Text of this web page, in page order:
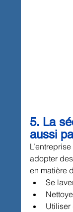
5. La
aussi
adopter
en matière
Se
Utiliser